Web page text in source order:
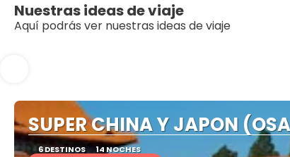
Nuestras ideas de viaje
Aquí podrás ver nuestras ideas de viaje
SUPER CHINA Y JAPON
6 DESTINOS 14 NOCHES